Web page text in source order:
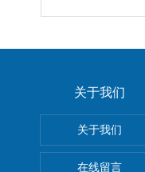
关于我们
关于我们
在线留言